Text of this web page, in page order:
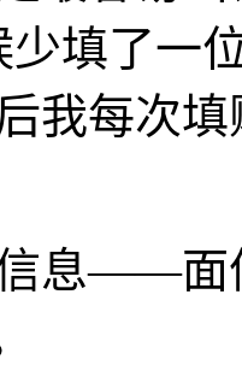
少填了一
我每次
息——面